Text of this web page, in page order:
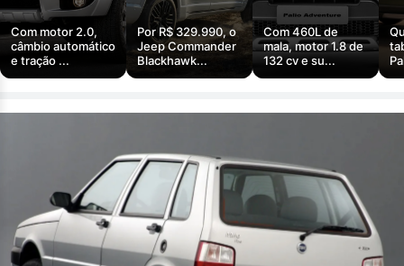
Com motor 2.0,
câmbio automático
e tração ...
Por R$ 329.990, o
Jeep Commander
Blackhawk...
Com 460L de
mala, motor 1.8 de
132 cv e su...